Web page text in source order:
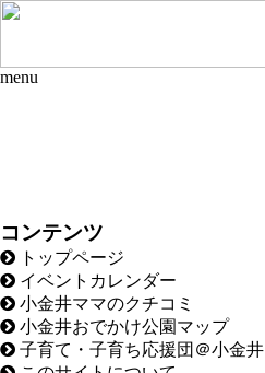
menu
コンテンツ
トップページ
イベントカレンダー
小金井ママのクチコミ
小金井おでかけ公園マップ
子育て・子育ち応援団＠小金井